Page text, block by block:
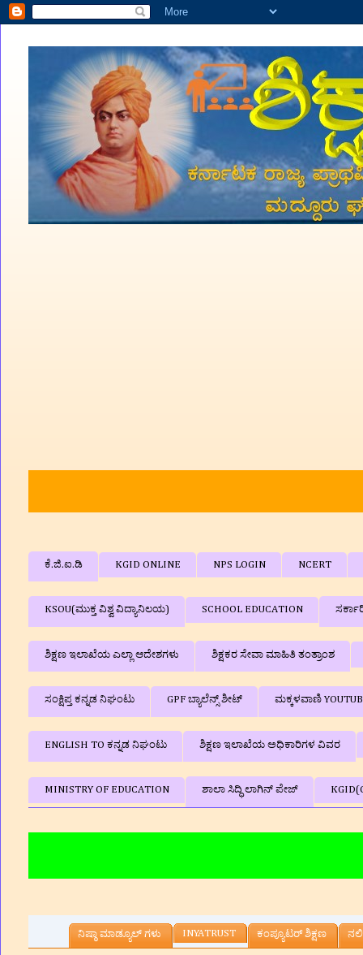
ಕೆ.ಜಿ.ಐ.ಡಿ KGID ONLINE NPS LOGIN NCERT
KSOU(ಮುಕ್ತ ವಿಶ್ವ ವಿದ್ಯಾನಿಲಯ) SCHOOL EDUCATION
ಶಿಕ್ಷಣ ಇಲಾಖೆಯ ಎಲ್ಲಾ ಆದೇಶಗಳು ಶಿಕ್ಷಕರ ಸೇವಾ ಮಾಹಿತಿ ತಂತ್ರಾಂಶ
ಸಂಕ್ಷಿಪ್ತ ಕನ್ನಡ ನಿಘಂಟು GPF ಬ್ಯಾಲೆನ್ಸ್‌ ಶೀಟ್ ಮಕ್ಕಳವಾಣಿ
ENGLISH TO ಕನ್ನಡ ನಿಘಂಟು ಶಿಕ್ಷಣ ಇಲಾಖೆಯ ಅಧಿಕಾರಿಗಳ ವಿವರ
MINISTRY OF EDUCATION ಶಾಲಾ ಸಿದ್ಧಿ ಲಾಗಿನ್‌ ಪೇಜ್
ನಿಷ್ಠಾ ಮಾಡ್ಯೂಲ್ ಗಳು INYATRUST ಕಂಪ್ಯೂಟರ್‌ ಶಿಕ್ಷಣ